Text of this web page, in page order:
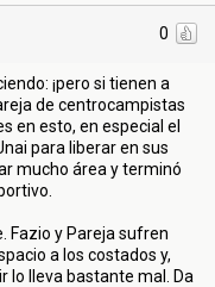
0
¡pero si tienen a
de centrocampistas
en esto, en especial el
para liberar en sus
mucho área y terminó
Fazio y Pareja sufren
a los costados y,
lo lleva bastante mal. Da